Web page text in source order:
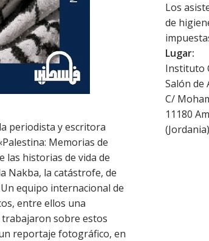
periodista y escritora
Memorias de
las historias de vida de
Nakba, la catástrofe, de
equipo internacional de
entre ellos una
sobre estos
reportaje fotográfico, en
Los
de
Lugar:
Instituto
Salón de
C/
11180
(Jordania)